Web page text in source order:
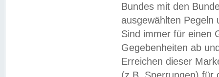
Bundes mit den
ausgewählten
Sind immer für einen
Gegebenheiten ab
Erreichen dieser